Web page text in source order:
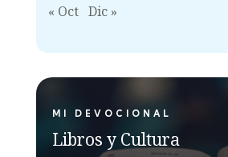
« Oct Dic »
MI DEVOCIONAL
Libros y Cultura